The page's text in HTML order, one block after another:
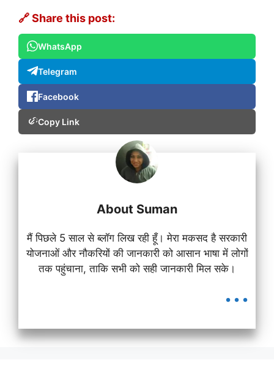
🔗 Share this post:
WhatsApp
Telegram
Facebook
Copy Link
About Suman
मैं पिछले 5 साल से ब्लॉग लिख रही हूँ। मेरा मकसद है सरकारी
योजनाओं और नौकरियों की जानकारी को आसान भाषा में लोगों
तक पहुंचाना, ताकि सभी को सही जानकारी मिल सके।
...